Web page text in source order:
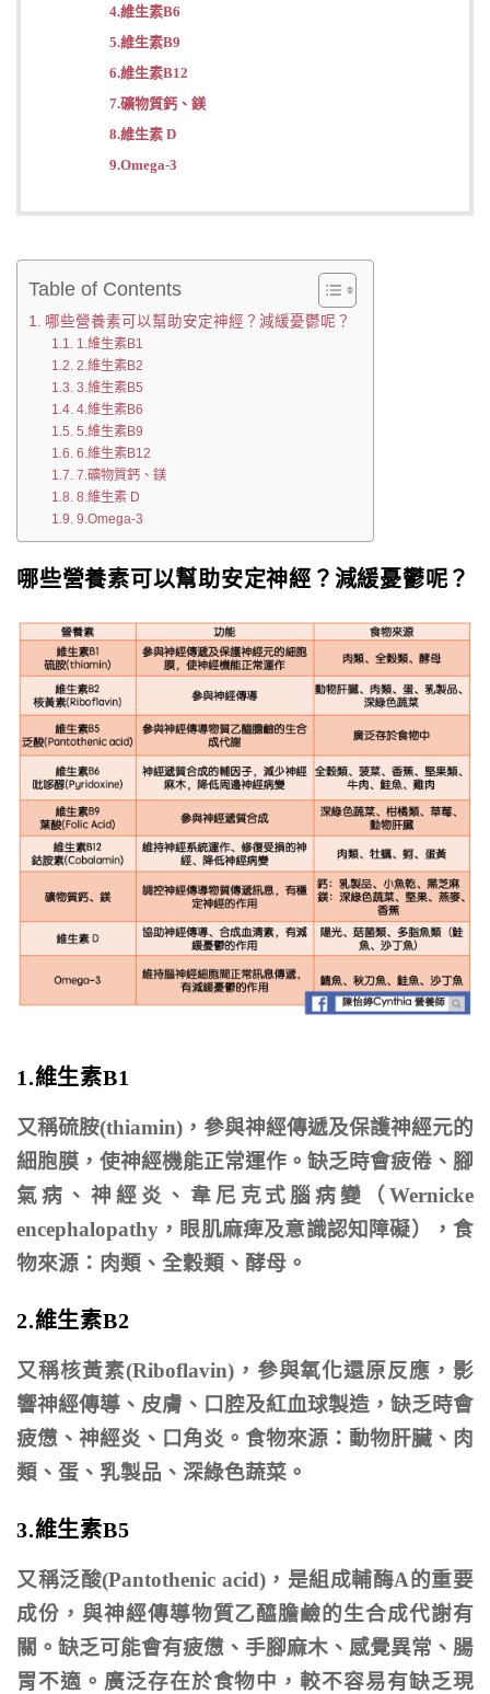
4.維生素B6
5.維生素B9
6.維生素B12
7.礦物質鈣、鎂
8.維生素 D
9.Omega-3
Table of Contents
哪些營養素可以幫助安定神經？減緩憂鬱呢？
1.維生素B1
2.維生素B2
3.維生素B5
4.維生素B6
5.維生素B9
6.維生素B12
7.礦物質鈣、鎂
8.維生素 D
9.Omega-3
哪些營養素可以幫助安定神經？減緩憂鬱呢？
1.維生素B1
又稱硫胺(thiamin)，參與神經傳遞及保護神經元的
細胞膜，使神經機能正常運作。缺乏時會疲倦、腳
氣病、神經炎、韋尼克式腦病變（Wernicke
encephalopathy，眼肌麻痺及意識認知障礙），食
物來源：肉類、全穀類、酵母。
2.維生素B2
又稱核黃素(Riboflavin)，參與氧化還原反應，影
響神經傳導、皮膚、口腔及紅血球製造，缺乏時會
疲憊、神經炎、口角炎。食物來源：動物肝臟、肉
類、蛋、乳製品、深綠色蔬菜。
3.維生素B5
又稱泛酸(Pantothenic acid)，是組成輔酶A的重要
成份，與神經傳導物質乙醯膽鹼的生合成代謝有
關。缺乏可能會有疲憊、手腳麻木、感覺異常、腸
胃不適。廣泛存在於食物中，較不容易有缺乏現